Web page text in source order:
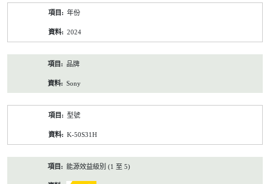
年份
2024
品牌
Sony
型號
K-50S31H
能源效益級別 (1 至 5)